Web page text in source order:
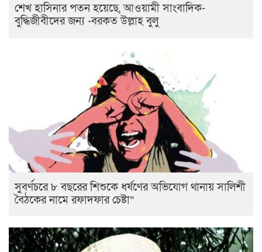
শেখ হাসিনার পতন হয়েছে, আওয়ামী সাংবাদিক-
বুদ্ধিজীবীদের জন্য -বরকত উল্লাহ বুলু
সুবর্ণচরে ৮ বছরের শিশুকে ধর্ষণের অভিযোগ থানায় সালিশী
বৈঠকের নামে রফাদফার চেষ্টা“